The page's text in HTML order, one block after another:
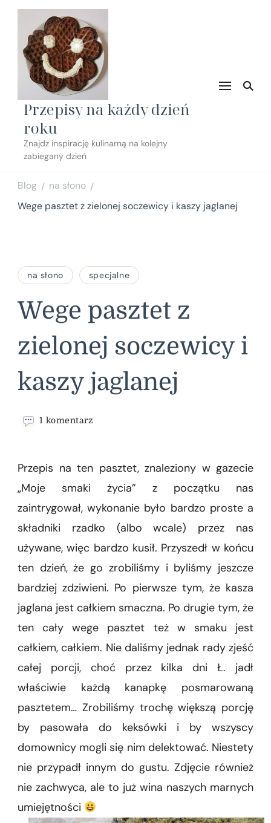
Przepisy na każdy dzień
roku
Znajdz inspirację kulinarną na kolejny
zabiegany dzień
Blog / na słono /
Wege pasztet z zielonej soczewicy i kaszy jaglanej
na słono specjalne
Wege pasztet z
zielonej soczewicy i
kaszy jaglanej
1 komentarz
zielonej
soczewicy
kaszy
jaglanej
Przepis na ten pasztet, znaleziony w gazecie
„Moje smaki życia” z początku nas
zaintrygował, wykonanie było bardzo proste a
składniki rzadko (albo wcale) przez nas
używane, więc bardzo kusił. Przyszedł w końcu
ten dzień, że go zrobiliśmy i byliśmy jeszcze
bardziej zdziwieni. Po pierwsze tym, że kasza
jaglana jest całkiem smaczna. Po drugie tym, że
ten cały wege pasztet też w smaku jest
całkiem, całkiem. Nie daliśmy jednak rady zjeść
całej porcji, choć przez kilka dni Ł. jadł
właściwie każdą kanapkę posmarowaną
pasztetem… Zrobiliśmy trochę większą porcję
by pasowała do keksówki i by wszyscy
domownicy mogli się nim delektować. Niestety
nie przypadł innym do gustu. Zdjęcie również
nie zachwyca, ale to już wina naszych marnych
umiejętności